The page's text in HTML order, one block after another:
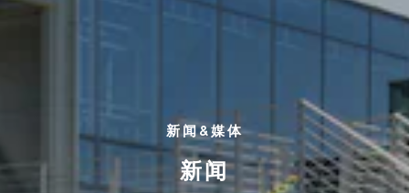
新闻&媒体
新闻